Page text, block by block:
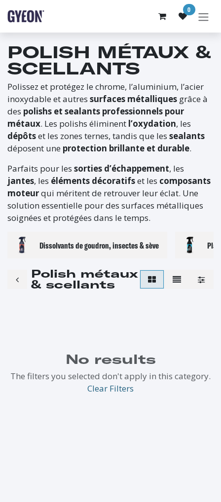
0
POLISH MÉTAUX &
SCELLANTS
Polissez et protégez le chrome, l’aluminium, l’acier
inoxydable et autres surfaces métalliques grâce à
des polishs et sealants professionnels pour
métaux. Les polishs éliminent l’oxydation, les
dépôtset les zones ternes, tandis que les sealants
déposent une protection brillante et durable.
Parfaits pour les sorties d’échappement, les
jantes, les éléments décoratifset les composants
moteurqui méritent de retrouver leur éclat. Une
solution essentielle pour des surfaces métalliques
soignées et protégées dans le temps.
Dissolvants de goudron, insectes & sève
Polish métaux
& scellants
No results
The filters you selected don't apply in this category.
Clear Filters